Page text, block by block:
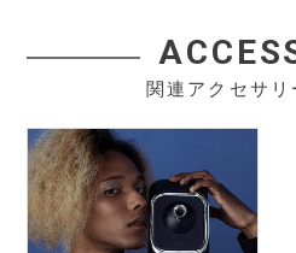
関連アクセサリ